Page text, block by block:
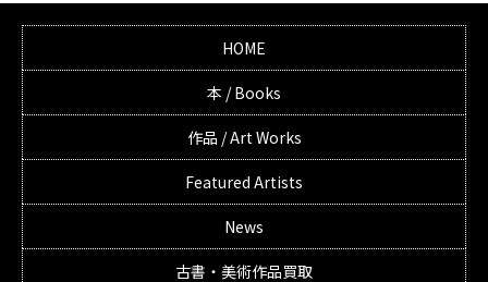
HOME
本 / Books
作品 / Art Works
Featured Artists
News
古書・美術作品買取